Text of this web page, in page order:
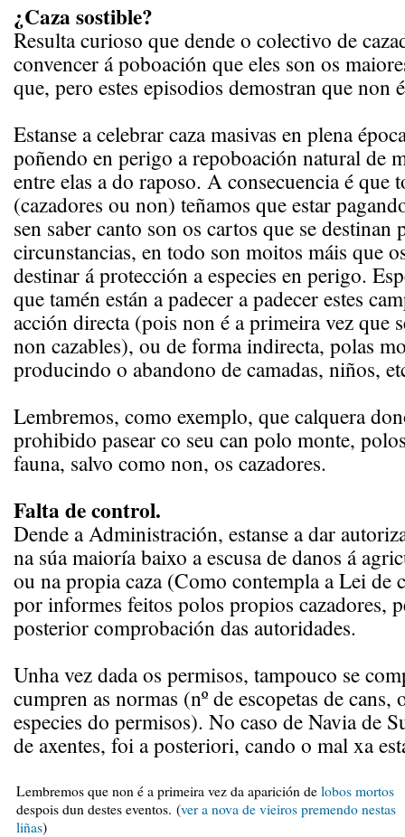
¿Caza sostible?
Resulta curioso que dende o colectivo de
convencer á poboación que eles son os
que, pero estes episodios demostran que non
Estanse a celebrar caza masivas en plena
poñendo en perigo a repoboación natural de
entre elas a do raposo. A consecuencia é que
(cazadores ou non) teñamos que estar
sen saber canto son os cartos que se destinan
circunstancias, en todo son moitos máis que
destinar á protección a especies en perigo.
que tamén están a padecer a padecer estes
acción directa (pois non é a primeira vez que
non cazables), ou de forma indirecta, polas
producindo o abandono de camadas, niños,
Lembremos, como exemplo, que calquera
prohibido pasear co seu can polo monte,
fauna, salvo como non, os cazadores.
Falta de control.
Dende a Administración, estanse a dar
na súa maioría baixo a escusa de danos á
ou na propia caza (Como contempla a Lei de
por informes feitos polos propios cazadores,
posterior comprobación das autoridades.
Unha vez dada os permisos, tampouco se
cumpren as normas (nº de escopetas de cans,
especies do permisos). No caso de Navia de
de axentes, foi a posteriori, cando o mal xa
Lembremos que non é a primeira vez da aparición de lobos mortos
despois dun destes eventos. (ver a nova de vieiros premendo nestas
liñas)